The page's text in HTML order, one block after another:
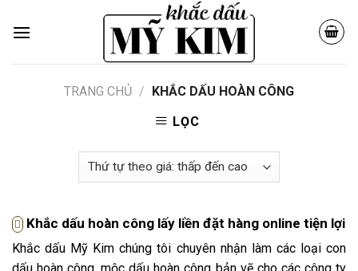
TRANG CHỦ / KHẮC DẤU HOÀN CÔNG
LỌC
Khắc dấu hoàn công lấy liền đặt hàng online tiện lợi
Khắc dấu Mỹ Kim chúng tôi chuyên nhận làm các loại con